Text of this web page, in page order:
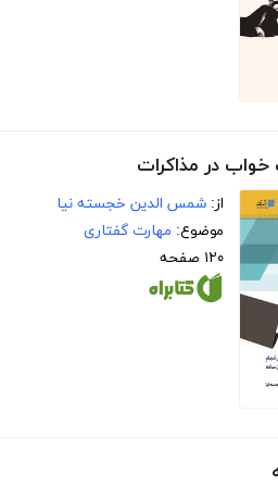
خواب در مذاکرات
از: شمس الدین خجسته نیا
موضوع: مهارت گفتاری
۱۲۰ صفحه